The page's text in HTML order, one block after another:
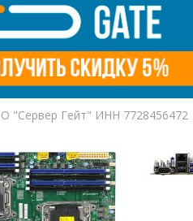
"Сервер Гейт" ИНН 7728456472